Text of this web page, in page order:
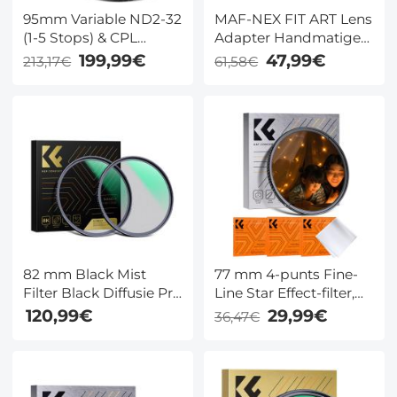
95mm Variable ND2-32
(1-5 Stops) & CPL
Circulaire
Polarisatiefilter 2-in-1
213,17€ 199,99€
MAF-NEX FIT ART Lens
Adapter Handmatige
Focus Compatibele
Minolta AF / Sony
Lenzen voor Sony E
Camera Lichaam
61,58€ 47,99€
82 mm Black Mist
Filter Black Diffusie Pro
Mist 1/4 + 1/8 Filter Kit
Mist Filmisch
Met 28 Meerlaags
120,99€
77 mm 4-punts Fine-
Line Star Effect-filter,
Cine & Dreamlike
Special-filter, 18-laags
met 3
stofzuigerdoeken -
36,47€ 29,99€